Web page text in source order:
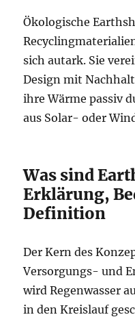
Ökologische
sich autark. Sie
Design mit
ihre Wärme passiv
aus Solar- oder
Was sind
Erklärung,
Definition
Der Kern des
Versorgungs- und
wird Regenwasser
in den Kreislauf